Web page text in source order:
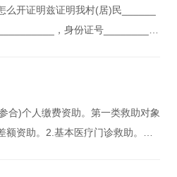
开证明兹证明我村(居)民______
，身份证号__________
合)个人缴费资助。第一类救助对象
资助。2.基本医疗门诊救助。救